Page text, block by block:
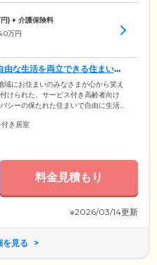
) + 介護保険料
万円
な生活を両立できる住まいで
にお住まいのみなさまが心から笑え
けられた、サービス付き高齢者向け
シーの保たれた住まいで自由に生活
24時間常駐し、1日4回の安否確認を
すみやかに駆けつけますので安心し
・電球交換・ゴミ回収などの生活支
き居室
料金見積もり
※2026/03/14更新
を見る